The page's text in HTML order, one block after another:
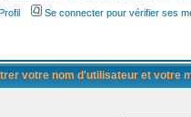
Se connecter pour vérifier ses
votre nom d'utilisateur et votre